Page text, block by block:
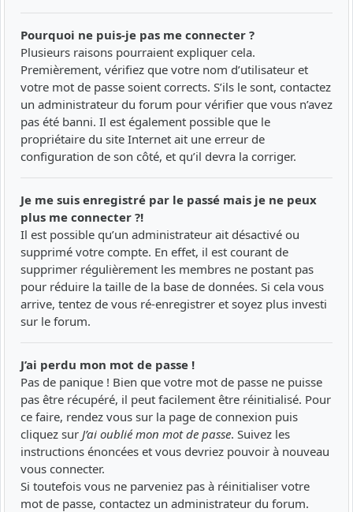
Pourquoi ne puis-je pas me connecter ?
Plusieurs raisons pourraient expliquer cela.
Premièrement, vérifiez que votre nom d’utilisateur et
votre mot de passe soient corrects. S’ils le sont, contactez
un administrateur du forum pour vérifier que vous n’avez
pas été banni. Il est également possible que le
propriétaire du site Internet ait une erreur de
configuration de son côté, et qu’il devra la corriger.
Je me suis enregistré par le passé mais je ne peux
plus me connecter ?!
Il est possible qu’un administrateur ait désactivé ou
supprimé votre compte. En effet, il est courant de
supprimer régulièrement les membres ne postant pas
pour réduire la taille de la base de données. Si cela vous
arrive, tentez de vous ré-enregistrer et soyez plus investi
sur le forum.
J’ai perdu mon mot de passe !
Pas de panique ! Bien que votre mot de passe ne puisse
pas être récupéré, il peut facilement être réinitialisé. Pour
ce faire, rendez vous sur la page de connexion puis
cliquez sur J’ai oublié mon mot de passe. Suivez les
instructions énoncées et vous devriez pouvoir à nouveau
vous connecter.
Si toutefois vous ne parveniez pas à réinitialiser votre
mot de passe, contactez un administrateur du forum.